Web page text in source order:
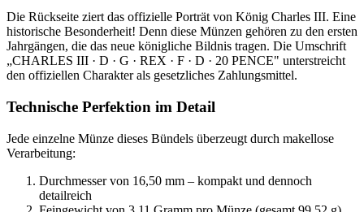
Die Rückseite ziert das offizielle Porträt von König Charles III. Eine
historische Besonderheit! Denn diese Münzen gehören zu den ersten
Jahrgängen, die das neue königliche Bildnis tragen. Die Umschrift
„CHARLES III · D · G · REX · F · D · 20 PENCE" unterstreicht
den offiziellen Charakter als gesetzliches Zahlungsmittel.
Technische Perfektion im Detail
Jede einzelne Münze dieses Bündels überzeugt durch makellose
Verarbeitung:
Durchmesser von 16,50 mm – kompakt und dennoch
detailreich